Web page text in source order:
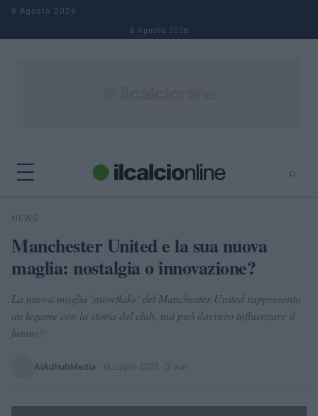
Salta al contenuto
8 Agosto 2026
8 Agosto 2026
⌕
Cerca
NEWS
Manchester United e la sua nuova
maglia: nostalgia o innovazione?
La nuova maglia 'snowflake' del Manchester United rappresenta
un legame con la storia del club, ma può davvero influenzare il
futuro?
AiAdhubMedia 18 Luglio 2025 · 3 min